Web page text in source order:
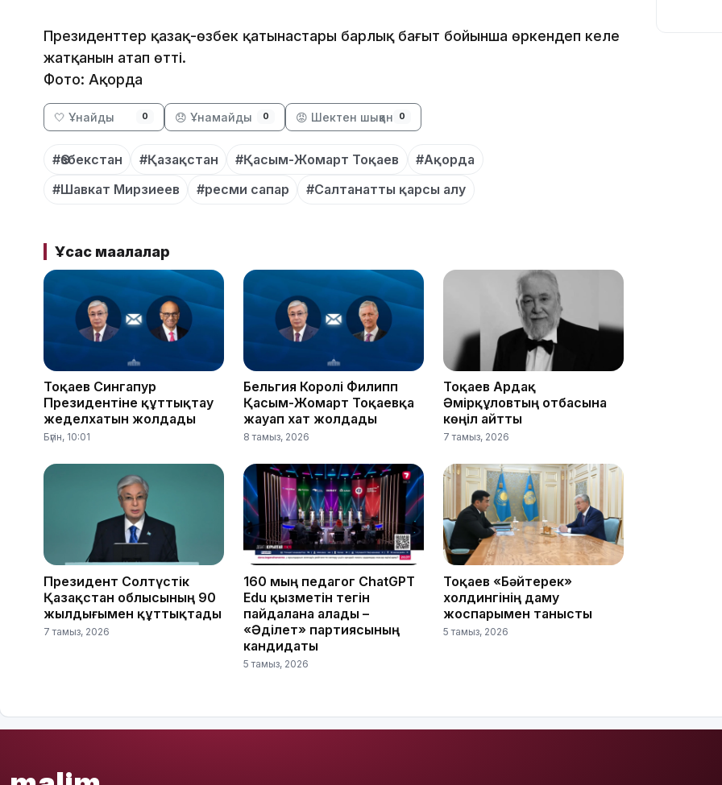
Президенттер қазақ-өзбек қатынастары барлық бағыт бойынша өркендеп келе
жатқанын атап өтті.
Фото: Ақорда
🤍 Ұнайды 0 😞 Ұнамайды 0 😡 Шектен шыққан 0
#Өзбекстан #Қазақстан #Қасым-Жомарт Тоқаев
#Ақорда
#Шавкат Мирзиеев
#ресми сапар #Салтанатты қарсы алу
Ұқсас мақалалар
Тоқаев Сингапур
Президентіне құттықтау
жеделхатын жолдады
Бүгін, 10:01
Бельгия Королі Филипп
Қасым-Жомарт Тоқаевқа
жауап хат жолдады
8 тамыз, 2026
Тоқаев Ардақ
Әмірқұловтың отбасына
көңіл айтты
7 тамыз, 2026
Президент Солтүстік
Қазақстан облысының 90
жылдығымен құттықтады
7 тамыз, 2026
160 мың педагог ChatGPT
Edu қызметін тегін
пайдалана алады –
«Әділет» партиясының
кандидаты
5 тамыз, 2026
Тоқаев «Бәйтерек»
холдингінің даму
жоспарымен танысты
5 тамыз, 2026
17:57